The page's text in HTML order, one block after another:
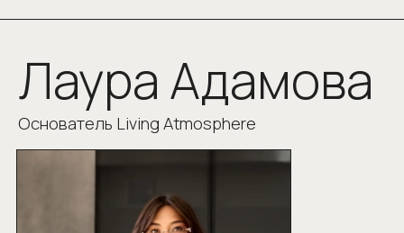
Лаура Адамова
Основатель Living Atmosphere